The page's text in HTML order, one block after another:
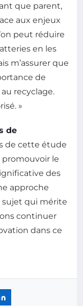
que parent,
aux enjeux
peut réduire
en les
m’assurer que
de
recyclage.
»
de
de cette étude
le
des
approche
sujet qui mérite
continuer
dans ce